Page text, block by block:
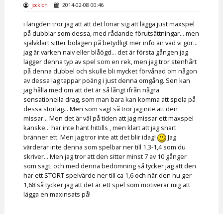
jocklon 2014-02-08 00:46
i längden tror jag att att det lönar sig att lägga just maxspel
på dubblar som dessa, med rådande förutsättningar... men
självklart sitter bolagen på betydligt mer info än vad vi gör...
jag är varken naiv eller blåögd... det är första gången jag
lägger denna typ av spel som en rek, men jag tror stenhårt
på denna dubbel och skulle bli mycket förvånad om någon
av dessa lag tappar poäng i just denna omgång. Sen kan
jag hålla med om att det är så långt ifrån några
sensationella drag, som man bara kan komma att spela på
dessa storlag... Men som sagt så tror jag inte att den
missar... Men det är väl på tiden att jag missar ett maxspel
kanske... har inte hänt hittills , men klart att jag snart
bränner ett. Men jag tror inte att det blir idag!
Jag
värderar inte denna som spelbar ner till 1,3-1,4 som du
skriver... Men jag tror att den sitter minst 7 av 10 gånger
som sagt, och med denna bedömning så tycker jag att den
har ett STORT spelvärde ner till ca 1,6 och när den nu ger
1,68 så tycker jag att det är ett spel som motiverar mig att
lägga en maxinsats på!